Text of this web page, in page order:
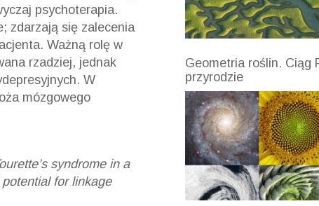
psychoterapia.
zdarzają się zalecenia
Ważną rolę w
rzadziej, jednak
W
mózgowego
syndrome in a
for linkage
Geometria roślin. Ciąg
przyrodzie